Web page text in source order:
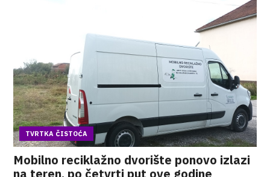
TVRTKA ČISTOĆA
Mobilno reciklažno dvorište ponovo izlazi
na teren, po četvrti put ove godine